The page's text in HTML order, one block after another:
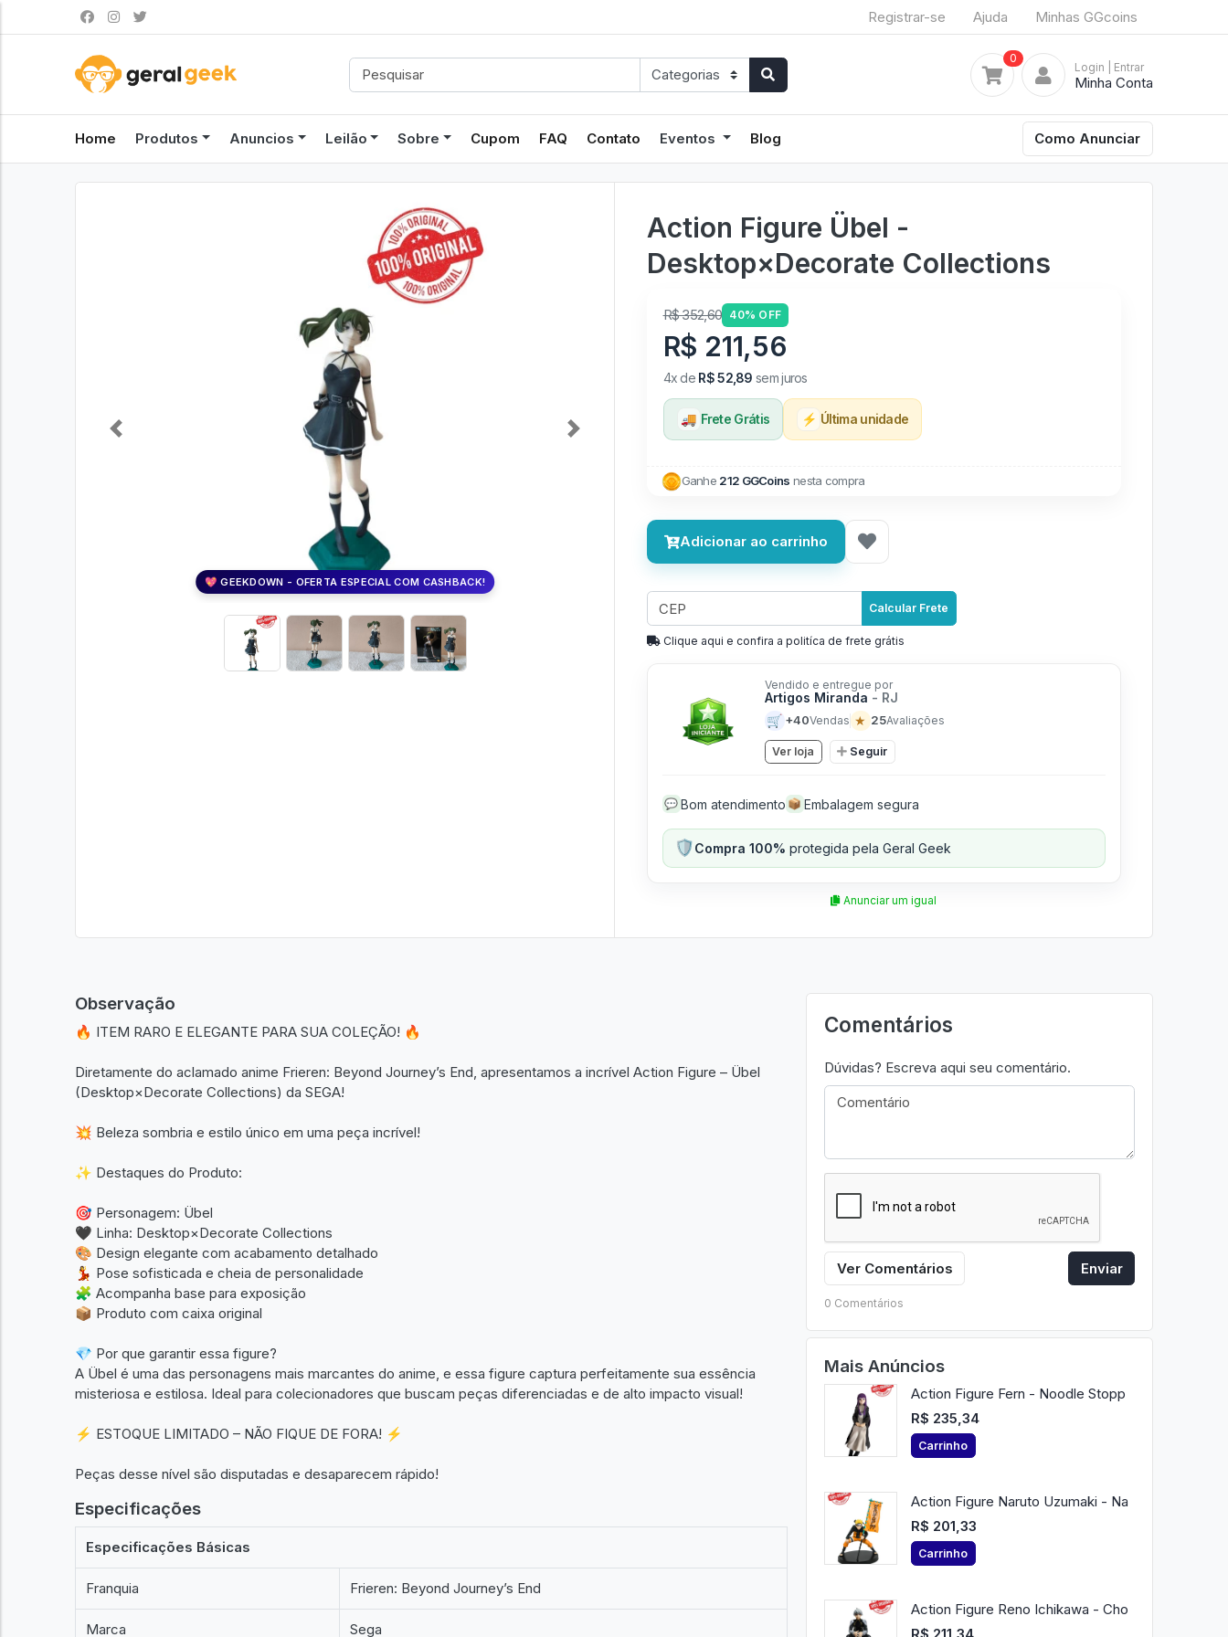
Registrar-se Ajuda Minhas GGcoins
0
Login | Entrar
Minha Conta
Home Produtos Anuncios Leilão Sobre Cupom FAQ Contato Eventos Blog Como Anunciar
💖 GEEKDOWN - OFERTA ESPECIAL COM CASHBACK!
Previous Next
Action Figure Übel -
Desktop×Decorate Collections
R$ 352,60 40% OFF
R$ 211,56
4x de R$ 52,89 sem juros
🚚 Frete Grátis ⚡ Última unidade
Ganhe 212 GGCoins nesta compra
Adicionar ao carrinho
Calcular Frete
Clique aqui e confira a politíca de frete grátis
Vendido e entregue por
Artigos Miranda - RJ
🛒 +40Vendas ★ 25Avaliações
Ver loja Seguir
💬 Bom atendimento 📦 Embalagem segura
🛡️Compra 100% protegida pela Geral Geek
Anunciar um igual
Observação
🔥 ITEM RARO E ELEGANTE PARA SUA COLEÇÃO! 🔥
Diretamente do aclamado anime Frieren: Beyond Journey’s End, apresentamos a incrível Action Figure – Übel
(Desktop×Decorate Collections) da SEGA!
💥 Beleza sombria e estilo único em uma peça incrível!
✨ Destaques do Produto:
🎯 Personagem: Übel
🖤 Linha: Desktop×Decorate Collections
🎨 Design elegante com acabamento detalhado
💃 Pose sofisticada e cheia de personalidade
🧩 Acompanha base para exposição
📦 Produto com caixa original
💎 Por que garantir essa figure?
A Übel é uma das personagens mais marcantes do anime, e essa figure captura perfeitamente sua essência
misteriosa e estilosa. Ideal para colecionadores que buscam peças diferenciadas e de alto impacto visual!
⚡ ESTOQUE LIMITADO – NÃO FIQUE DE FORA! ⚡
Peças desse nível são disputadas e desaparecem rápido!
Especificações
Especificações Básicas
Franquia Frieren: Beyond Journey’s End
Marca Sega
Comentários
Dúvidas? Escreva aqui seu comentário.
Ver Comentários Enviar
0 Comentários
Mais Anúncios
Action Figure Fern - Noodle Stopp
R$ 235,34
Carrinho
Action Figure Naruto Uzumaki - Na
R$ 201,33
Carrinho
Action Figure Reno Ichikawa - Cho